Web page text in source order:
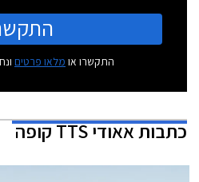
התקשרו או מלאו פרטים
כתבותאאודי TTS קופה